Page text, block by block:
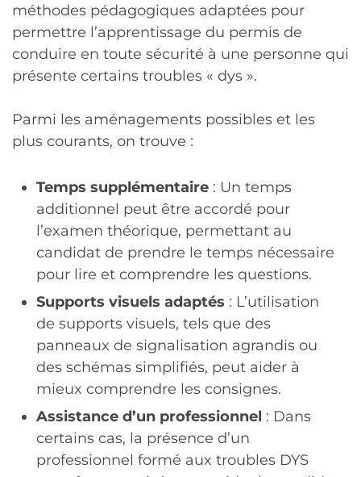
méthodes pédagogiques adaptées pour
permettre l’apprentissage du permis de
conduire en toute sécurité à une personne qui
présente certains troubles « dys ».
Parmi les aménagements possibles et les
plus courants, on trouve :
Temps supplémentaire : Un temps
additionnel peut être accordé pour
l’examen théorique, permettant au
candidat de prendre le temps nécessaire
pour lire et comprendre les questions.
Supports visuels adaptés : L’utilisation
de supports visuels, tels que des
panneaux de signalisation agrandis ou
des schémas simplifiés, peut aider à
mieux comprendre les consignes.
Assistance d’un professionnel : Dans
certains cas, la présence d’un
professionnel formé aux troubles DYS